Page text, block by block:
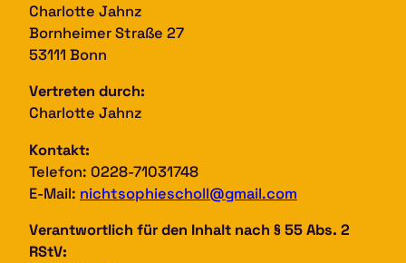
Charlotte Jahnz
Bornheimer Straße 27
53111 Bonn
Vertreten durch:
Charlotte Jahnz
Kontakt:
Telefon: 0228-71031748
E-Mail: nichtsophiescholl@gmail.com
Verantwortlich für den Inhalt nach § 55 Abs. 2
RStV: